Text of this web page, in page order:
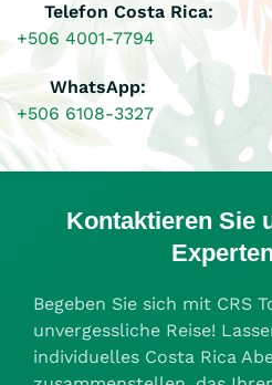
Telefon Costa Rica:
+506 4001-7794
WhatsApp:
+506 6108-3327
Kontaktieren Sie
Begeben Sie sich mit CRS
unvergessliche Reise!
individuelles Costa Rica